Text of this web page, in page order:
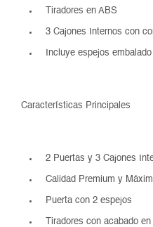
Tiradores en ABS
3 Cajones Internos con
Incluye espejos
Características Principales
2 Puertas y 3 Cajones
Calidad Premium y
Puerta con 2 espejos
Tiradores con acabado